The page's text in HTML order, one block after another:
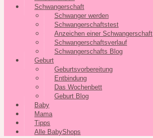
Schwangerschaft
Schwanger werden
Schwangerschaftstest
Anzeichen einer Schwangerschaft
Schwangerschaftsverlauf
Schwangerschafts Blog
Geburt
Geburtsvorbereitung
Entbindung
Das Wochenbett
Geburt Blog
Baby
Mama
Tipps
Alle BabyShops